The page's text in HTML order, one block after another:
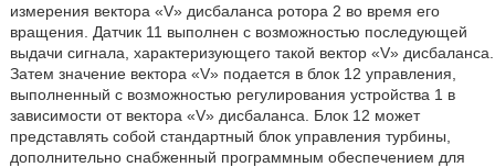
измерения вектора «V» дисбаланса ротора 2 во время его
вращения. Датчик 11 выполнен с возможностью последующей
выдачи сигнала, характеризующего такой вектор «V» дисбаланса.
Затем значение вектора «V» подается в блок 12 управления,
выполненный с возможностью регулирования устройства 1 в
зависимости от вектора «V» дисбаланса. Блок 12 может
представлять собой стандартный блок управления турбины,
дополнительно снабженный программным обеспечением для